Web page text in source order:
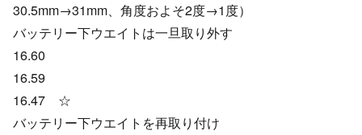
30.5mm→31mm、角度およそ2度→1度）
バッテリー下ウエイトは一旦取り外す
16.60
16.59
16.47 ☆
バッテリー下ウエイトを再取り付け